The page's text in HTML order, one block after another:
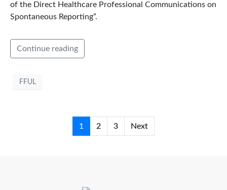
of the Direct Healthcare Professional Communications on
Spontaneous Reporting”.
Continue reading
FFUL
1 2 3 Next